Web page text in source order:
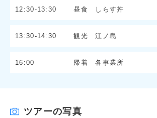
12:30-13:30 昼食 しらす丼
13:30-14:30 観光 江ノ島
16:00 帰着 各事業所
ツアーの写真